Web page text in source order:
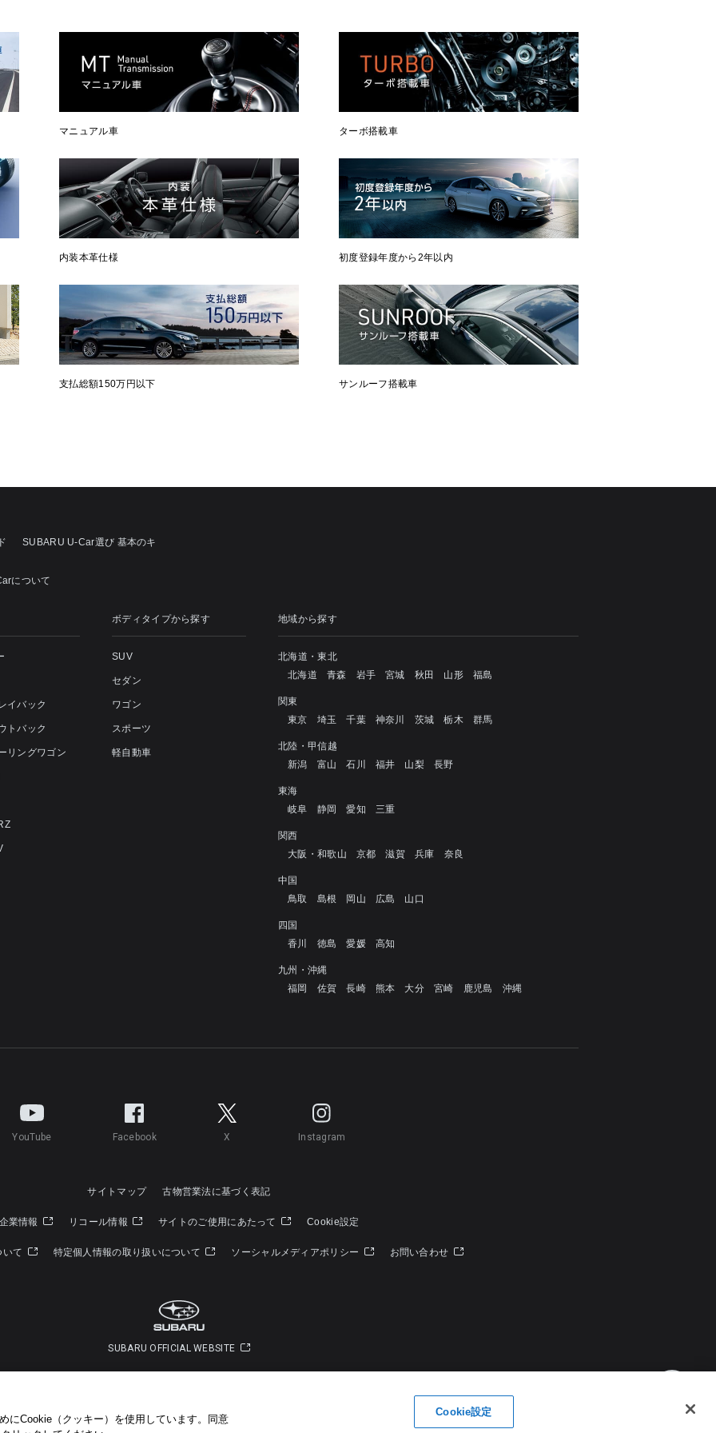
マニュアル車 ターボ搭載車
内装本革仕様 初度登録年度から2年以内
支払総額150万円以下 サンルーフ搭載車
SUBARU U-Car選び 基本のキ
について
イバック
トバック
リングワゴン
ボディタイプから探す
SUV
セダン
ワゴン
スポーツ
軽自動車
地域から探す
北海道・東北
北海道
青森 岩手 宮城 秋田 山形 福島
関東
東京
埼玉 千葉 神奈川 茨城 栃木 群馬
北陸・甲信越
新潟
富山 石川 福井 山梨 長野
東海
岐阜
静岡 愛知 三重
関西
大阪・和歌山
京都 滋賀 兵庫 奈良
中国
鳥取
島根 岡山 広島 山口
四国
香川
徳島 愛媛 高知
九州・沖縄
福岡
佐賀 長崎 熊本 大分 宮崎 鹿児島 沖縄
YouTube Facebook X Instagram
サイトマップ 古物営業法に基づく表記
企業情報 リコール情報 サイトのご使用にあたって Cookie設定
いて 特定個人情報の取り扱いについて ソーシャルメディアポリシー お問い合わせ
SUBARU OFFICIAL WEBSITE
にCookie（クッキー）を使用しています。​ 同意
Cookie設定